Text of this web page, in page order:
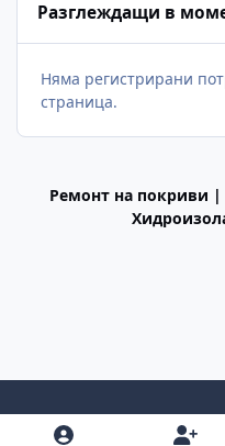
Разглеждащи в
Няма регистрирани
страница.
Ремонт на покриви